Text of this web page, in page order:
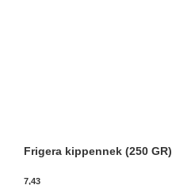
Frigera kippennek (250 GR)
7,43